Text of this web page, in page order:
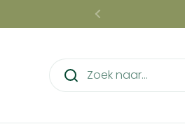
Vorige